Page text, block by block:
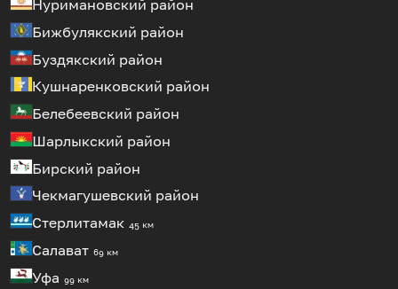
Нуримановский район
Бижбулякский район
Буздякский район
Кушнаренковский район
Белебеевский район
Шарлыкский район
Бирский район
Чекмагушевский район
Стерлитамак 45 км
Салават 69 км
Уфа 99 км